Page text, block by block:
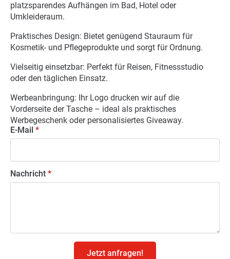
platzsparendes Aufhängen im Bad, Hotel oder
Umkleideraum.
Praktisches Design: Bietet genügend Stauraum für
Kosmetik- und Pflegeprodukte und sorgt für Ordnung.
Vielseitig einsetzbar: Perfekt für Reisen, Fitnessstudio
oder den täglichen Einsatz.
Werbeanbringung: Ihr Logo drucken wir auf die
Vorderseite der Tasche – ideal als praktisches
Werbegeschenk oder personalisiertes Giveaway.
E-Mail *
Nachricht *
Jetzt anfragen!